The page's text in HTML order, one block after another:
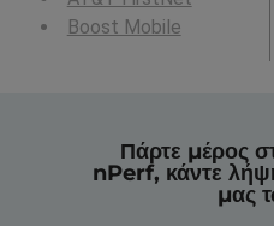
Boost Mobile
Πάρτε μέρος
nPerf, κάντε
μας